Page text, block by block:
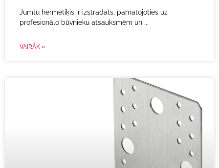
Jumtu hermētiķis ir izstrādāts, pamatojoties uz
profesionālo būvnieku atsauksmēm un
VAIRĀK »